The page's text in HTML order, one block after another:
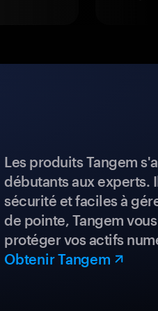
Les produits Tangem
débutants aux experts.
sécurité et faciles à
de pointe, Tangem
protéger vos actifs
Obtenir Tangem